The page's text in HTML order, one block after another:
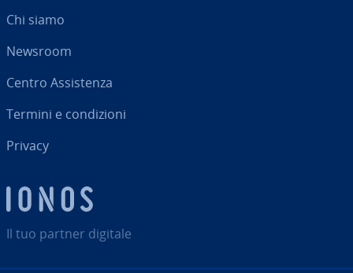
Il tuo partner digitale
Chi siamo
Newsroom
Centro As­si­sten­za
Termini e con­di­zio­ni
Privacy